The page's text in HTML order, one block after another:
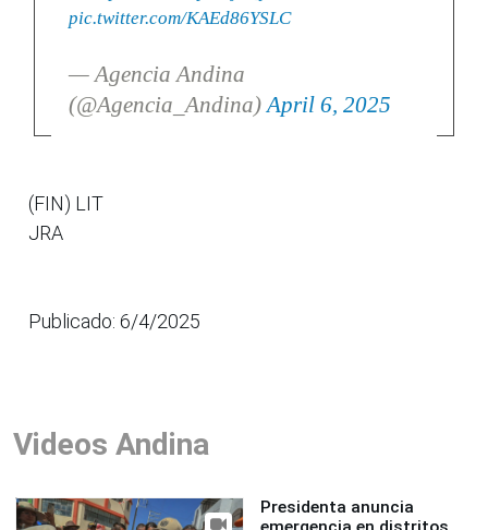
pic.twitter.com/KAEd86YSLC
— Agencia Andina
(@Agencia_Andina) April 6, 2025
(FIN) LIT
JRA
Publicado: 6/4/2025
Videos Andina
Presidenta anuncia